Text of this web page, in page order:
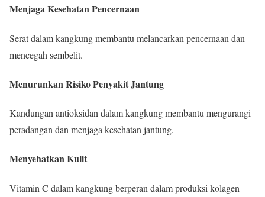
Menjaga Kesehatan Pencernaan
Serat dalam kangkung membantu melancarkan pencernaan dan
mencegah sembelit.
Menurunkan Risiko Penyakit Jantung
Kandungan antioksidan dalam kangkung membantu mengurangi
peradangan dan menjaga kesehatan jantung.
Menyehatkan Kulit
Vitamin C dalam kangkung berperan dalam produksi kolagen